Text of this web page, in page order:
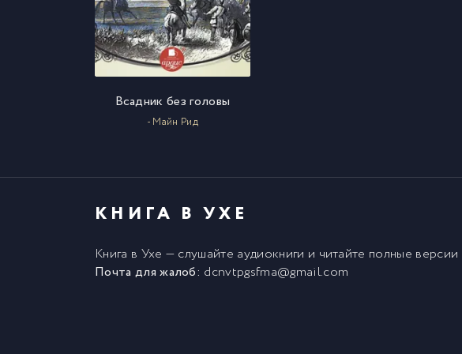
Всадник без головы
- Майн Рид
КНИГА В УХЕ
Книга в Ухе — слушайте аудиокниги и читайте полные версии
Почта для жалоб: dcnvtpgsfma@gmail.com